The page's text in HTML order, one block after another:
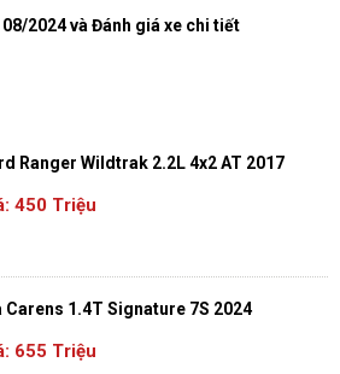
2024 và Đánh giá xe chi tiết
Ranger Wildtrak 2.2L 4x2 AT 2017
450 Triệu
Carens 1.4T Signature 7S 2024
655 Triệu